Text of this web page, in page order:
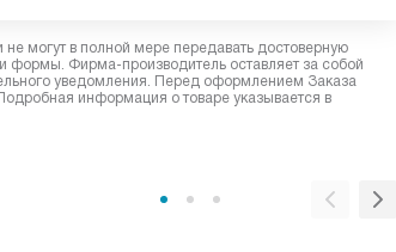
могут в полной мере передавать достоверную
формы. Фирма-производитель оставляет за собой
уведомления. Перед оформлением Заказа
информация о товаре указывается в